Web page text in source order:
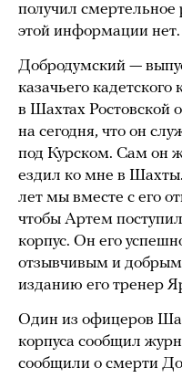
получил смертельное
этой информации нет.
Добродумский —
казачьего
в Шахтах Ростовской
на сегодня, что он
под Курском. Сам он
ездил ко мне в
лет мы вместе с его
чтобы Артем
корпус. Он его
отзывчивым и
изданию его тренер
Один из офицеров
корпуса сообщил
сообщили о смерти